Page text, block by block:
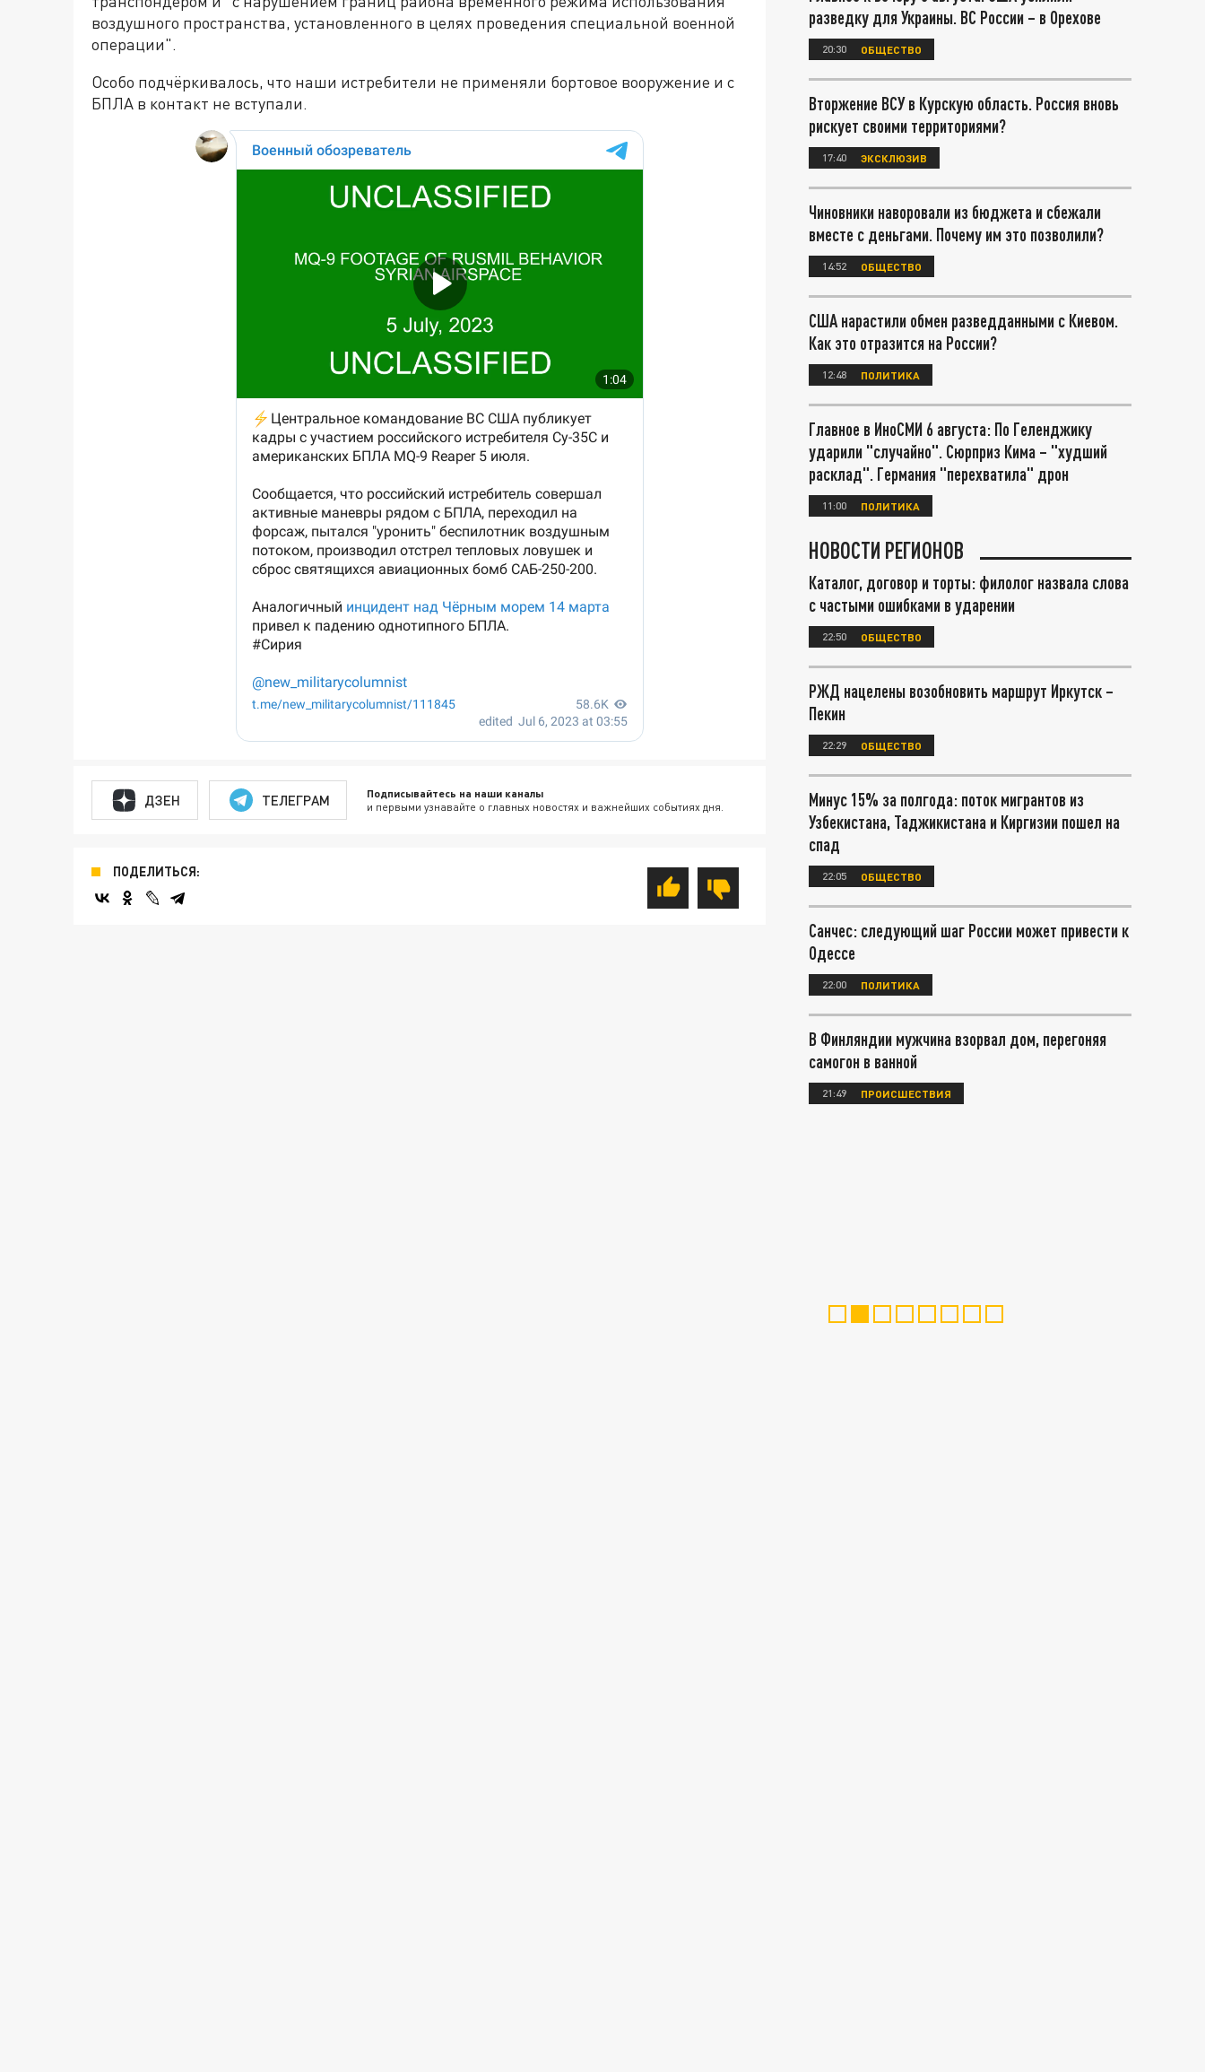
воздушного пространства, установленного в целях проведения специальной военной
операции".
Особо подчёркивалось, что наши истребители не применяли бортовое вооружение и с
БПЛА в контакт не вступали.
ДЗЕН ТЕЛЕГРАМ Подписывайтесь на наши каналы
и первыми узнавайте о главных новостях и важнейших событиях дня.
ПОДЕЛИТЬСЯ:
разведку для Украины. ВС России – в Орехове
20:30 ОБЩЕСТВО
Вторжение ВСУ в Курскую область. Россия вновь
рискует своими территориями?
17:40 ЭКСКЛЮЗИВ
Чиновники наворовали из бюджета и сбежали
вместе с деньгами. Почему им это позволили?
14:52 ОБЩЕСТВО
США нарастили обмен разведданными с Киевом.
Как это отразится на России?
12:48 ПОЛИТИКА
Главное в ИноСМИ 6 августа: По Геленджику
ударили "случайно". Сюрприз Кима – "худший
расклад". Германия "перехватила" дрон
11:00 ПОЛИТИКА
НОВОСТИ РЕГИОНОВ
Каталог, договор и торты: филолог назвала слова
с частыми ошибками в ударении
22:50 ОБЩЕСТВО
РЖД нацелены возобновить маршрут Иркутск –
Пекин
22:29 ОБЩЕСТВО
Минус 15% за полгода: поток мигрантов из
Узбекистана, Таджикистана и Киргизии пошел на
спад
22:05 ОБЩЕСТВО
Санчес: следующий шаг России может привести к
Одессе
22:00 ПОЛИТИКА
В Финляндии мужчина взорвал дом, перегоняя
самогон в ванной
21:49 ПРОИСШЕСТВИЯ